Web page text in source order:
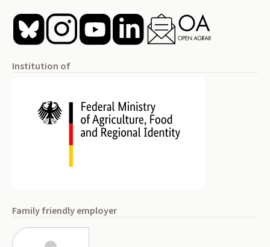
Institution of
Family friendly employer